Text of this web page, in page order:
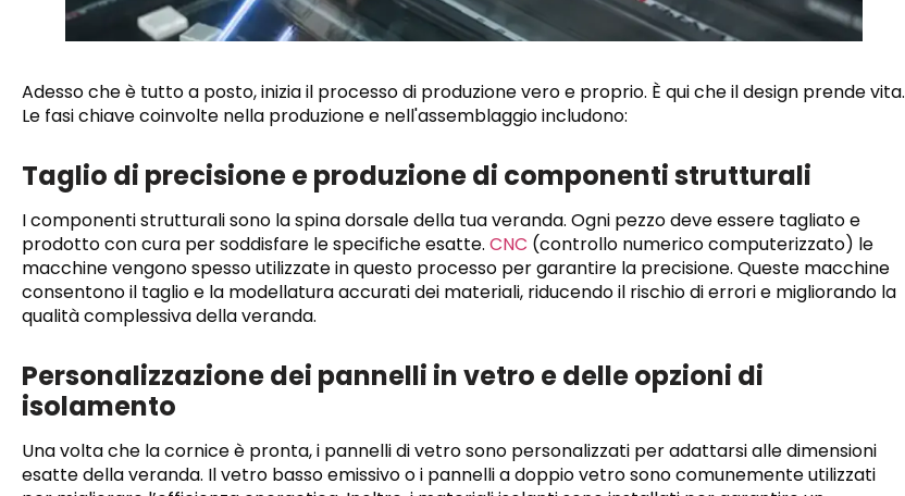
Adesso che è tutto a posto, inizia il processo di produzione vero e proprio. È qui che il design prende vita.
Le fasi chiave coinvolte nella produzione e nell'assemblaggio includono:
Taglio di precisione e produzione di componenti strutturali
I componenti strutturali sono la spina dorsale della tua veranda. Ogni pezzo deve essere tagliato e
prodotto con cura per soddisfare le specifiche esatte. CNC (controllo numerico computerizzato) le
macchine vengono spesso utilizzate in questo processo per garantire la precisione. Queste macchine
consentono il taglio e la modellatura accurati dei materiali, riducendo il rischio di errori e migliorando la
qualità complessiva della veranda.
Personalizzazione dei pannelli in vetro e delle opzioni di
isolamento
Una volta che la cornice è pronta, i pannelli di vetro sono personalizzati per adattarsi alle dimensioni
esatte della veranda. Il vetro basso emissivo o i pannelli a doppio vetro sono comunemente utilizzati